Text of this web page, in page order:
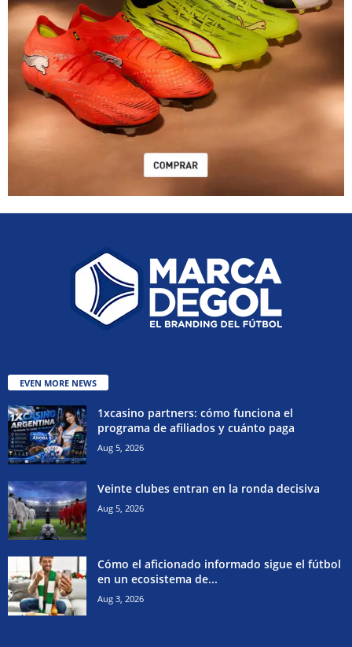
EVEN MORE NEWS
1xcasino partners: cómo funciona el
programa de afiliados y cuánto paga
Aug 5, 2026
Veinte clubes entran en la ronda decisiva
Aug 5, 2026
Cómo el aficionado informado sigue el fútbol
en un ecosistema de...
Aug 3, 2026